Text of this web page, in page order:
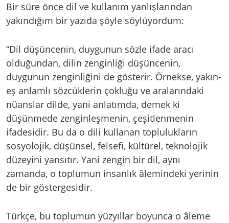
Bir süre önce dil ve kullanım yanlışlarından
yakındığım bir yazıda şöyle söylüyordum:
“Dil düşüncenin, duygunun sözle ifade aracı
olduğundan, dilin zenginliği düşüncenin,
duygunun zenginliğini de gösterir. Örnekse, yakın-
eş anlamlı sözcüklerin çokluğu ve aralarındaki
nüanslar dilde, yani anlatımda, demek ki
düşünmede zenginleşmenin, çeşitlenmenin
ifadesidir. Bu da o dili kullanan toplulukların
sosyolojik, düşünsel, felsefi, kültürel, teknolojik
düzeyini yansıtır. Yani zengin bir dil, aynı
zamanda, o toplumun insanlık âlemindeki yerinin
de bir göstergesidir.
Türkçe, bu toplumun yüzyıllar boyunca o âleme